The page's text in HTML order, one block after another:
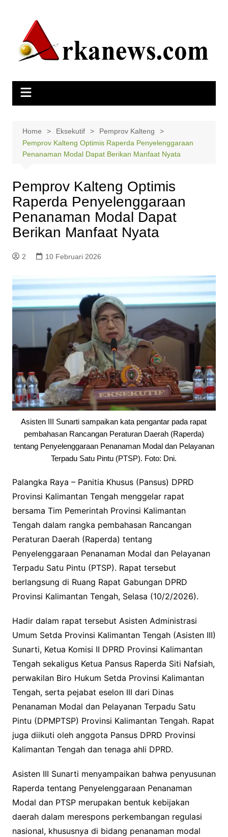
Home Eksekutif
Pemprov Kalteng
Pemprov Kalteng Optimis Raperda Penyelenggaraan
Penanaman Modal Dapat Berikan Manfaat Nyata
Pemprov Kalteng Optimis
Raperda Penyelenggaraan
Penanaman Modal Dapat
Berikan Manfaat Nyata
2 10 Februari 2026
Asisten III Sunarti sampaikan kata pengantar pada rapat
pembahasan Rancangan Peraturan Daerah (Raperda)
tentang Penyelenggaraan Penanaman Modal dan Pelayanan
Terpadu Satu Pintu (PTSP). Foto: Dni.
Palangka Raya – Panitia Khusus (Pansus) DPRD
Provinsi Kalimantan Tengah menggelar rapat
bersama Tim Pemerintah Provinsi Kalimantan
Tengah dalam rangka pembahasan Rancangan
Peraturan Daerah (Raperda) tentang
Penyelenggaraan Penanaman Modal dan Pelayanan
Terpadu Satu Pintu (PTSP). Rapat tersebut
berlangsung di Ruang Rapat Gabungan DPRD
Provinsi Kalimantan Tengah, Selasa (10/2/2026).
Hadir dalam rapat tersebut Asisten Administrasi
Umum Setda Provinsi Kalimantan Tengah (Asisten III)
Sunarti, Ketua Komisi II DPRD Provinsi Kalimantan
Tengah sekaligus Ketua Pansus Raperda Siti Nafsiah,
perwakilan Biro Hukum Setda Provinsi Kalimantan
Tengah, serta pejabat eselon III dari Dinas
Penanaman Modal dan Pelayanan Terpadu Satu
Pintu (DPMPTSP) Provinsi Kalimantan Tengah. Rapat
juga diikuti oleh anggota Pansus DPRD Provinsi
Kalimantan Tengah dan tenaga ahli DPRD.
Asisten III Sunarti menyampaikan bahwa penyusunan
Raperda tentang Penyelenggaraan Penanaman
Modal dan PTSP merupakan bentuk kebijakan
daerah dalam merespons perkembangan regulasi
nasional, khususnya di bidang penanaman modal